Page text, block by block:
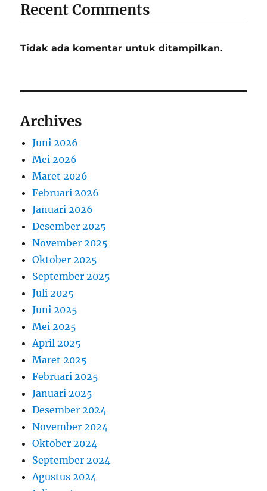
Recent Comments
Tidak ada komentar untuk ditampilkan.
Archives
Juni 2026
Mei 2026
Maret 2026
Februari 2026
Januari 2026
Desember 2025
November 2025
Oktober 2025
September 2025
Juli 2025
Juni 2025
Mei 2025
April 2025
Maret 2025
Februari 2025
Januari 2025
Desember 2024
November 2024
Oktober 2024
September 2024
Agustus 2024